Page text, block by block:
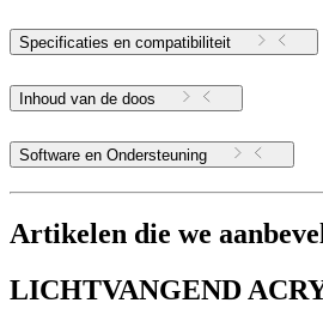
Specificaties en compatibiliteit
Inhoud van de doos
Software en Ondersteuning
Artikelen die we
LICHTVANGEND